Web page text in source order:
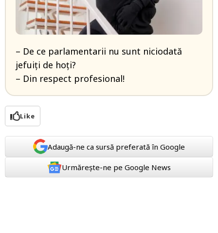
– De ce parlamentarii nu sunt niciodată
jefuiți de hoți?
– Din respect profesional!
Like
Adaugă-ne ca sursă preferată în Google
Urmărește-ne pe Google News